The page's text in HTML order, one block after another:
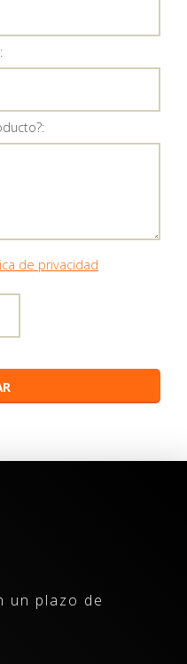
de privacidad
un plazo de